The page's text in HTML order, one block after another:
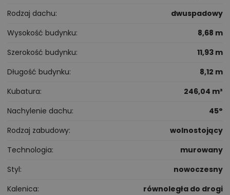
Rodzaj dachu
dwuspadowy
Wysokość budynku
8,68 m
Szerokość budynku
11,93 m
Długość budynku
8,12 m
Kubatura
246,04 m³
Nachylenie dachu
45°
Rodzaj zabudowy
wolnostojący
Technologia
murowany
Styl
nowoczesny
Kalenica
równoległa do drogi